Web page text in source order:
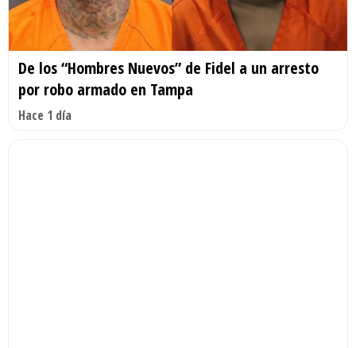
De los “Hombres Nuevos” de Fidel a un arresto
por robo armado en Tampa
Hace 1 día